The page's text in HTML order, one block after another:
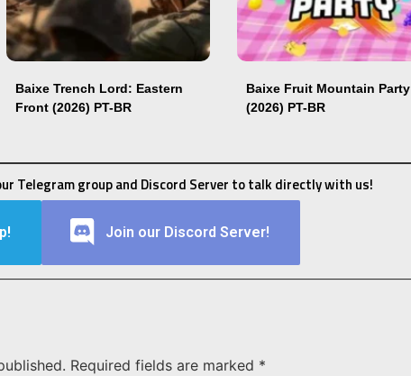
Baixe Trench Lord: Eastern
Front (2026) PT-BR
Baixe Fruit Mountain Party
(2026) PT-BR
Telegram group and Discord Server to talk directly with us!
Join our Discord Server!
Required fields are marked *